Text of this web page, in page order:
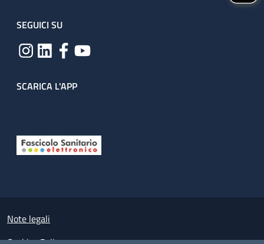
SEGUICI SU
SCARICA L'APP
Small prints
Note legali